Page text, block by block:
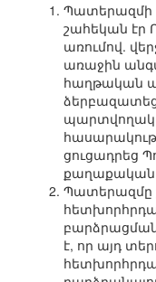
Պատերազմի
շահեկան էր
առումով.
առաջին
հաղթական
ցուցադրեց
քաղաքական
Պատերազմը
է, որ այդ